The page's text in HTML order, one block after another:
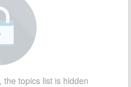
topics list is hidden